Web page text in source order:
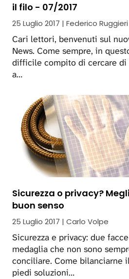
il filo - 07/2017
25 Luglio 2017 | Federico Ruggieri
Cari lettori, benvenuti sul
News. Come sempre, in
difficile compito di cercare
a…
Sicurezza o privacy?
buon senso
25 Luglio 2017 | Carlo Volpe
Sicurezza e privacy: due
medaglia che non sono
conciliare. Come bilanciarne
piedi soluzioni…